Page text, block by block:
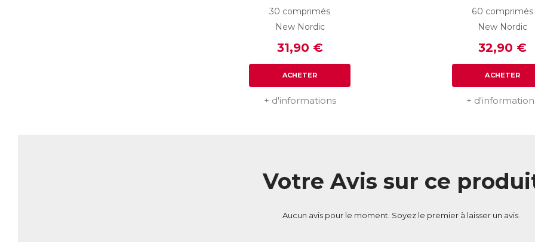
30 comprimés
New Nordic
31,90 €
ACHETER
+ d'informations
60 comprimés
New Nordic
32,90 €
ACHETER
+
Votre Avis sur ce
Aucun avis pour le moment. Soyez le premier à laisser un avis.